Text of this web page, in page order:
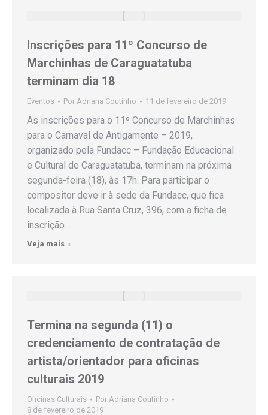
Inscrições para 11º Concurso de
Marchinhas de Caraguatatuba
terminam dia 18
Eventos Por Adriana Coutinho 11 de fevereiro de 2019
As inscrições para o 11º Concurso de Marchinhas
para o Carnaval de Antigamente – 2019,
organizado pela Fundacc – Fundação Educacional
e Cultural de Caraguatatuba, terminam na próxima
segunda-feira (18), às 17h. Para participar o
compositor deve ir à sede da Fundacc, que fica
localizada à Rua Santa Cruz, 396, com a ficha de
inscrição…
Veja mais
Termina na segunda (11) o
credenciamento de contratação de
artista/orientador para oficinas
culturais 2019
Oficinas Culturais Por Adriana Coutinho
8 de fevereiro de 2019